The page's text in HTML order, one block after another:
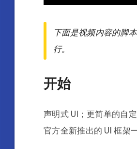
下面是视频内容的脚
行。
开始
声明式 UI；更简单的自
官方全新推出的 UI 框